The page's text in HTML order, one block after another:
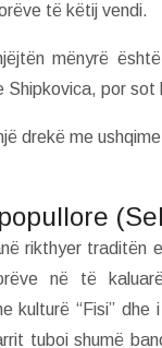
të këtij vendi.
mënyrë
Shipkovica, por
drekë me
rikthyer traditën
në të
kulturë “Fisi”
tuboi shumë